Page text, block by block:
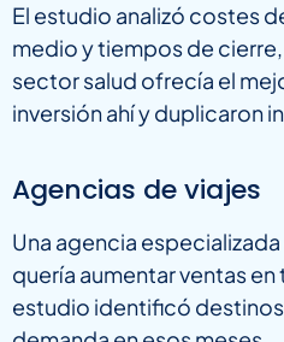
El estudio analizó costes
medio y tiempos de
sector salud ofrecía el
inversión ahí y duplicaron
Agencias de viajes
Una agencia
quería aumentar ventas
estudio identificó